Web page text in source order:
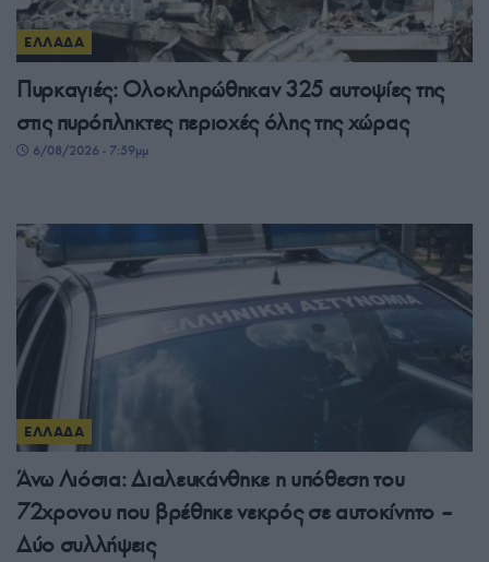
ΕΛΛΑΔΑ
Πυρκαγιές: Ολοκληρώθηκαν 325 αυτοψίες της
στις πυρόπληκτες περιοχές όλης της χώρας
6/08/2026 - 7:59μμ
ΕΛΛΑΔΑ
Άνω Λιόσια: Διαλευκάνθηκε η υπόθεση του
72χρονου που βρέθηκε νεκρός σε αυτοκίνητο –
Δύο συλλήψεις